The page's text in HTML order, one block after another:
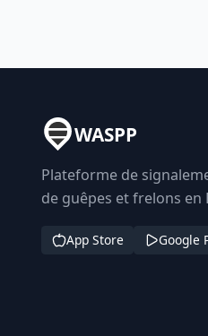
WASPP
Plateforme de
de guêpes et frelons en
App Store Google